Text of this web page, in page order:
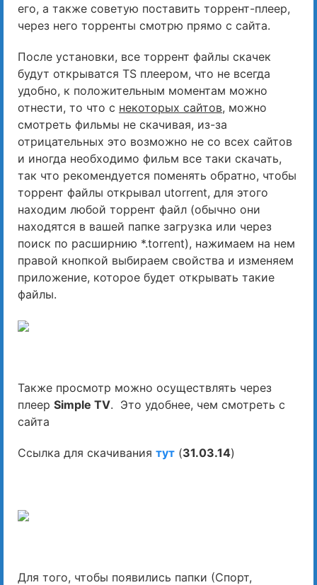
его, а также советую поставить торрент-плеер,
через него торренты смотрю прямо с сайта.
После установки, все торрент файлы скачек
будут открыватся TS плеером, что не всегда
удобно, к положительным моментам можно
отнести, то что с некоторых сайтов, можно
смотреть фильмы не скачивая, из-за
отрицательных это возможно не со всех сайтов
и иногда необходимо фильм все таки скачать,
так что рекомендуется поменять обратно, чтобы
торрент файлы открывал utorrent, для этого
находим любой торрент файл (обычно они
находятся в вашей папке загрузка или через
поиск по расширнию *.torrent), нажимаем на нем
правой кнопкой выбираем свойства и изменяем
приложение, которое будет открывать такие
файлы.
Также просмотр можно осуществлять через
плеер Simple TV. Это удобнее, чем смотреть с
сайта
Ссылка для скачивания тут (31.03.14)
Для того, чтобы появились папки (Спорт,